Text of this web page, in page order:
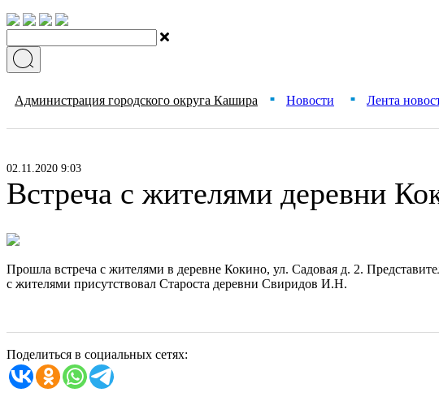
Администрация городского округа Кашира ■ Новости ■ Лента
02.11.2020 9:03
Встреча с жителями деревни
Прошла встреча с жителями в деревне Кокино, ул. Садовая д. 2.
с жителями присутствовал Староста деревни Свиридов И.Н.
Поделиться в социальных сетях: